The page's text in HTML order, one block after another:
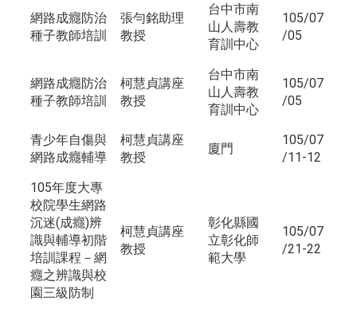
網路成癮防治
種子教師培訓
張勻銘助理
教授
台中市南
山人壽教
育訓中心
105/07
/05
網路成癮防治
種子教師培訓
柯慧貞講座
教授
台中市南
山人壽教
育訓中心
105/07
/05
青少年自傷與
網路成癮輔導
柯慧貞講座
教授
廈門
105/07
/11-12
105年度大專
校院學生網路
沉迷(成癮)辨
識與輔導初階
培訓課程－網
癮之辨識與校
園三級防制
柯慧貞講座
教授
彰化縣國
立彰化師
範大學
105/07
/21-22